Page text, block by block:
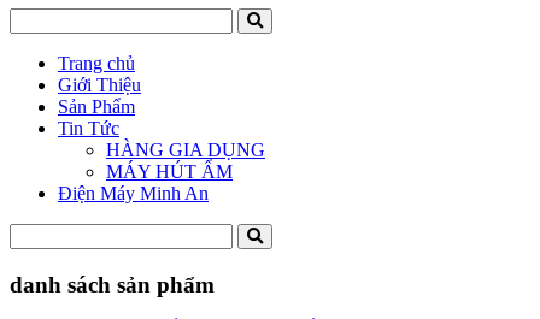
Trang chủ
Giới Thiệu
Sản Phẩm
Tin Tức
HÀNG GIA DỤNG
MÁY HÚT ẨM
Điện Máy Minh An
danh sách sản phẩm